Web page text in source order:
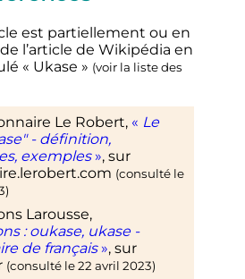
est partiellement ou en
l’article de Wikipédia en
« Ukase » (voir la liste des
Le Robert, « Le
- définition,
exemples », sur
(consulté le
)
Larousse,
: oukase, ukase -
de français », sur
(consulté le22 avril 2023)